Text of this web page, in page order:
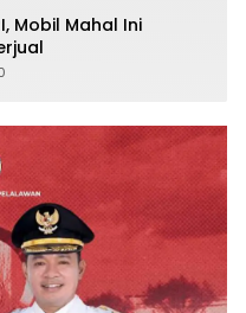
Mobil Mahal Ini